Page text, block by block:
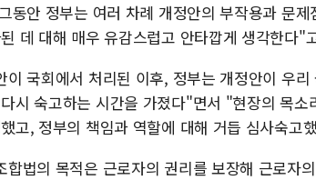
동안 정부는 여러 차례 개정안의 부작용과 문
데 대해 매우 유감스럽고 안타깝게 생각한다"
이 국회에서 처리된 이후, 정부는 개정안이 우
시 숙고하는 시간을 가졌다"면서 "현장의 목
고, 정부의 책임과 역할에 대해 거듭 심사숙고
법의 목적은 근로자의 권리를 보장해 근로자